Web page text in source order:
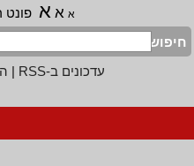
א א א פונט
חיפוש
עדכונים ב-RSS
|